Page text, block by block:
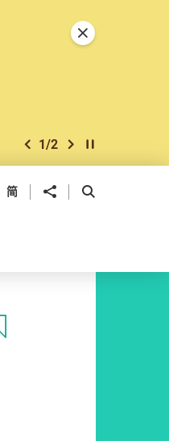
上一個
1/2 下一個開始/暫停幻燈
關閉特別通告
简 分享到 開啟搜尋框